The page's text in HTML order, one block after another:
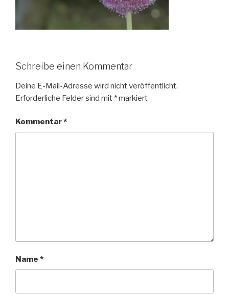
Schreibe einen Kommentar
Deine E-Mail-Adresse wird nicht veröffentlicht.
Erforderliche Felder sind mit *markiert
Kommentar*
Name *